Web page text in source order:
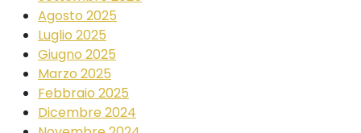
Agosto 2025
Luglio 2025
Giugno 2025
Marzo 2025
Febbraio 2025
Dicembre 2024